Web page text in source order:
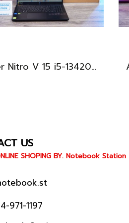
Acer Nitro V 15 i5-13420H Ram16 RTX2050(4GB) SSD512GB จอ15.6นิ้ว FHD 144Hz เกมมิ่งรุ่นใหม่ ดีไซน์ฝาหลังสุดเท่ มีประกันศูนย์2027 เครื่องพร้อมใช้งาน ราคาสุดคุ้มเพียง 17,990.-
US
SHOPING BY. Notebook Station
1197